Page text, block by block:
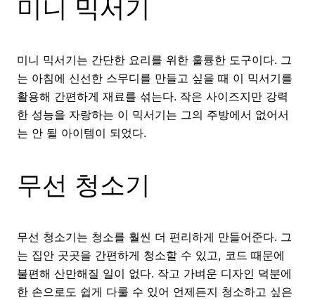
미니 믹서기
미니 믹서기는 간단한 요리를 위한 훌륭한 도구이다. 그
는 아침에 신선한 스무디를 만들고 싶을 때 이 믹서기를
활용해 간편하게 재료를 섞는다. 작은 사이즈지만 강력
한 성능을 자랑하는 이 믹서기는 그의 주방에서 없어서
는 안 될 아이템이 되었다.
무선 청소기
무선 청소기는 청소를 훨씬 더 편리하게 만들어준다. 그
는 집안 곳곳을 간편하게 청소할 수 있고, 코드 때문에
불편해 산만해질 일이 없다. 작고 가벼운 디자인 덕분에
한 손으로도 쉽게 다룰 수 있어 언제든지 청소하고 싶은